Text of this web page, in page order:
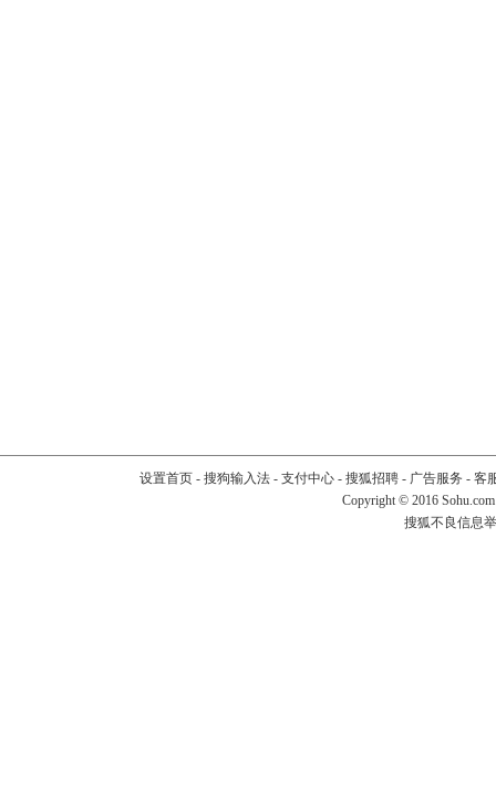
设置首页- 搜狗输入法- 支付中心- 搜狐招聘- 广告服务 - 客
Copyright © 2016
搜狐不良信息